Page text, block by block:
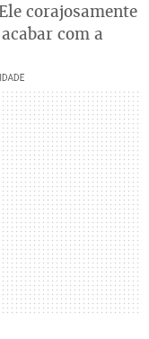
corajosamente
com a